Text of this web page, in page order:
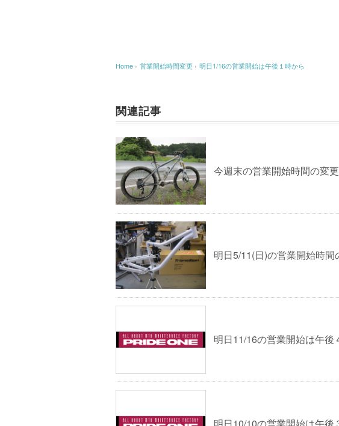
Home › 営業開始時間変更 › 明日1/16の営業開始は午後１時から
関連記事
今週末の営業開始時間の変更
明日5/11(日)の営業開始時間
明日11/16の営業開始は午後
明日10/10の営業開始は午後